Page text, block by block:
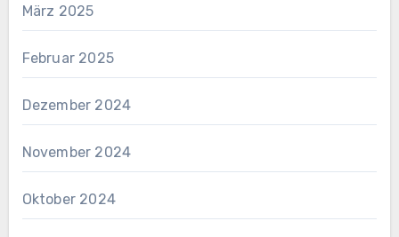
März 2025
Februar 2025
Dezember 2024
November 2024
Oktober 2024